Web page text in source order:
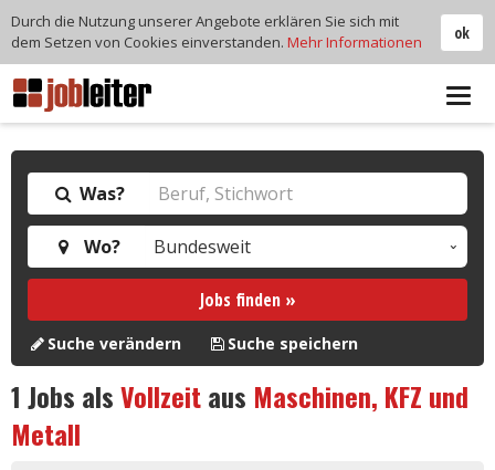
Was?
Wo?
Jobs finden »
Suche verändern Suche speichern
1 Jobs alsVollzeitaus Maschinen, KFZ und
Metall
ok
Durch die Nutzung unserer Angebote erklären Sie sich mit
dem Setzen von Cookies einverstanden. Mehr Informationen